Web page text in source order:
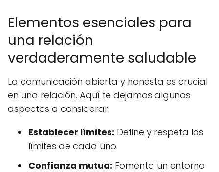
Elementos esenciales para
una relación
verdaderamente saludable
La comunicación abierta y honesta es crucial
en una relación. Aquí te dejamos algunos
aspectos a considerar:
Establecer límites: Define y respeta los
límites de cada uno.
Confianza mutua: Fomenta un entorno